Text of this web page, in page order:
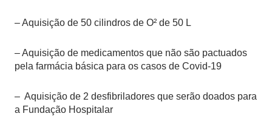
– Aquisição de 50 cilindros de O² de 50 L
– Aquisição de medicamentos que não são pactuados
pela farmácia básica para os casos de Covid-19
– Aquisição de 2 desfibriladores que serão doados para
a Fundação Hospitalar